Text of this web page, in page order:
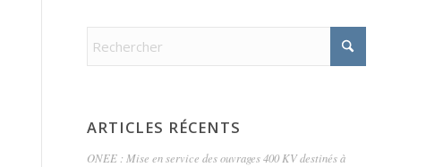
ARTICLES RÉCENTS
ONEE : Mise en service des ouvrages 400 KV destinés à